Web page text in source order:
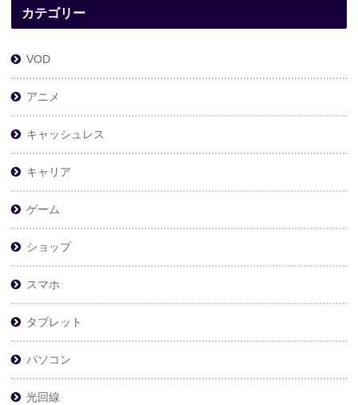
カテゴリー
VOD
アニメ
キャッシュレス
キャリア
ゲーム
ショップ
スマホ
タブレット
パソコン
光回線